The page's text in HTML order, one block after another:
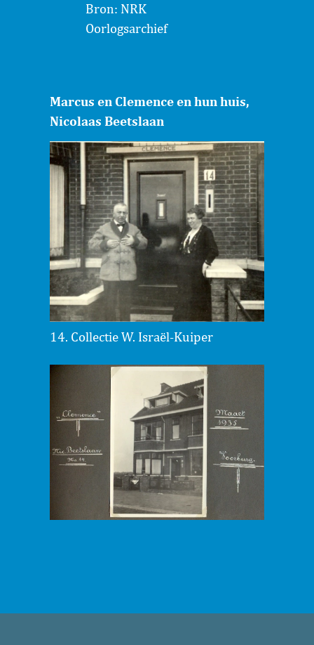
Bron: NRK
Oorlogsarchief
Marcus en Clemence en hun huis,
Nicolaas Beetslaan
14. Collectie W. Israël-Kuiper